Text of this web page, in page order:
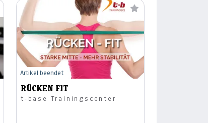
RÜCKEN FIT
t-base Trainingscenter
Artikel beendet